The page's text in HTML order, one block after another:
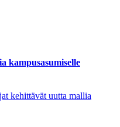
kampusasumiselle
kehittävät uutta mallia